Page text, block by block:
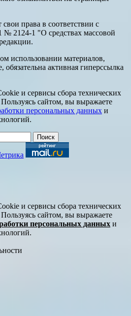
права в соответствии с
№ 2124-1 "О средствах массовой
использовании материалов,
обязательна активная гиперссылка
и сервисы сбора технических
сайтом, вы выражаете
персональных данных и
и сервисы сбора технических
сайтом, вы выражаете
персональных данных и